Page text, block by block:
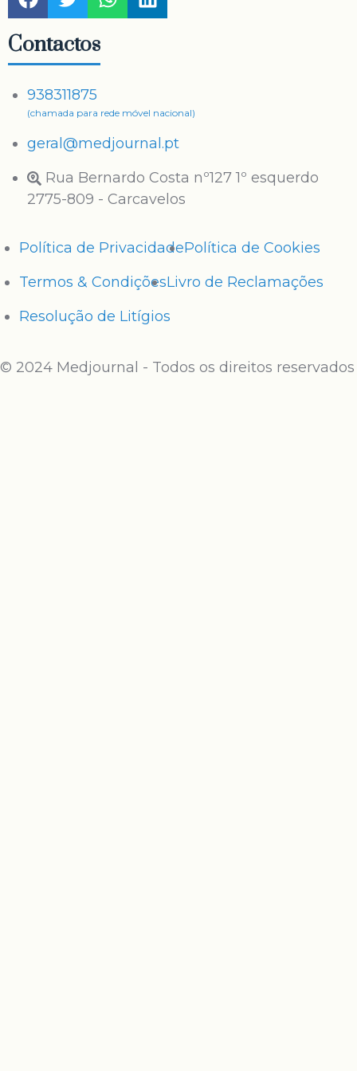
Contactos
938311875
(chamada para rede móvel nacional)
geral@medjournal.pt
Rua Bernardo Costa nº127 1º esquerdo
2775-809 - Carcavelos
Política de PrivacidadePolítica de Cookies
Termos & CondiçõesLivro de Reclamações
Resolução de Litígios
© 2024 Medjournal - Todos os direitos reservados